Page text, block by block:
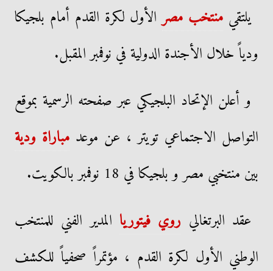
يلتقي منتخب مصرالأول لكرة القدم أمام بلجيكا
ودياً خلال الأجندة الدولية في نوفمبر المقبل.
و أعلن الإتحاد البلجيكي عبر صفحته الرسمية بموقع
التواصل الاجتماعي تويتر ، عن موعد مباراة ودية
بين منتخبي مصر و بلجيكا في 18 نوفمبر بالكويت.
عقد البرتغالي روي فيتوريا المدير الفني للمنتخب
الوطني الأول لكرة القدم ، مؤتمراً صحفياً للكشف